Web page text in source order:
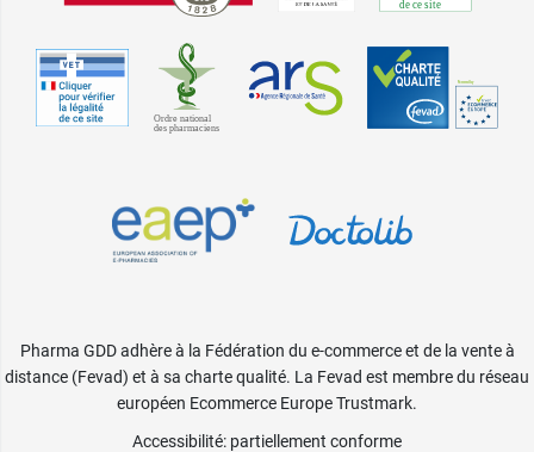
Pharma GDD adhère à la Fédération du e-commerce et de la vente à
distance (Fevad) et à sa charte qualité. La Fevad est membre du réseau
européen Ecommerce Europe Trustmark.
Accessibilité: partiellement conforme